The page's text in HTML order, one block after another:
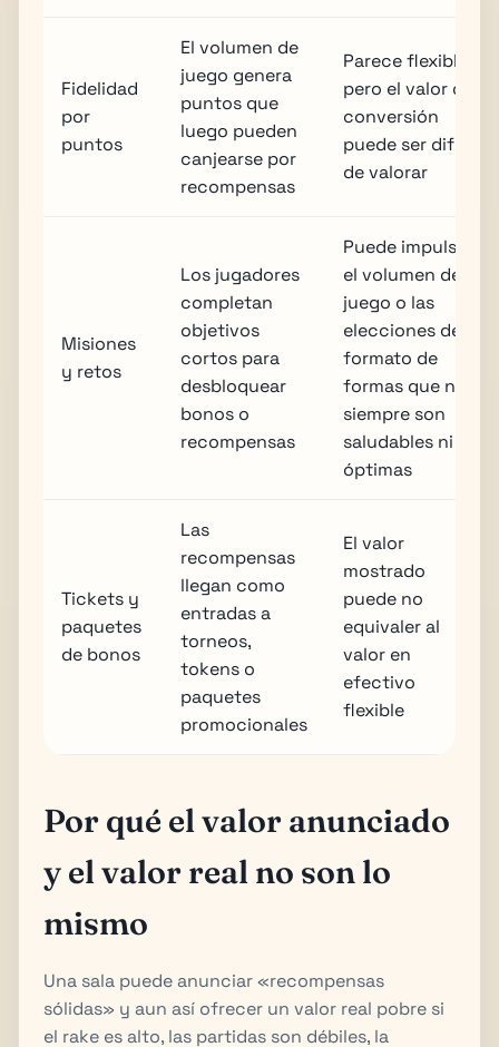
Fidelidad
por
puntos
El volumen de
juego genera
puntos que
luego pueden
canjearse por
recompensas
Parece flexible,
pero el valor de
conversión
puede ser difícil
de valorar
Misiones
y retos
Los jugadores
completan
objetivos
cortos para
desbloquear
bonos o
recompensas
Puede impulsar
el volumen de
juego o las
elecciones de
formato de
formas que no
siempre son
saludables ni
óptimas
Tickets y
paquetes
de bonos
Las
recompensas
llegan como
entradas a
torneos,
tokens o
paquetes
promocionales
El valor
mostrado
puede no
equivaler al
valor en
efectivo
flexible
Por qué el valor anunciado
y el valor real no son lo
mismo
Una sala puede anunciar «recompensas
sólidas» y aun así ofrecer un valor real pobre si
el rake es alto, las partidas son débiles, la